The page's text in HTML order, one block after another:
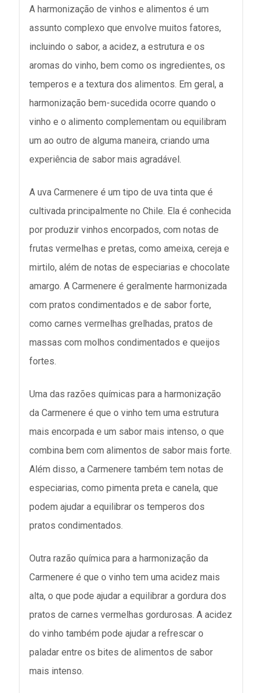
A harmonização de vinhos e alimentos é um
assunto complexo que envolve muitos fatores,
incluindo o sabor, a acidez, a estrutura e os
aromas do vinho, bem como os ingredientes, os
temperos e a textura dos alimentos. Em geral, a
harmonização bem-sucedida ocorre quando o
vinho e o alimento complementam ou equilibram
um ao outro de alguma maneira, criando uma
experiência de sabor mais agradável.
A uva Carmenere é um tipo de uva tinta que é
cultivada principalmente no Chile. Ela é conhecida
por produzir vinhos encorpados, com notas de
frutas vermelhas e pretas, como ameixa, cereja e
mirtilo, além de notas de especiarias e chocolate
amargo. A Carmenere é geralmente harmonizada
com pratos condimentados e de sabor forte,
como carnes vermelhas grelhadas, pratos de
massas com molhos condimentados e queijos
fortes.
Uma das razões químicas para a harmonização
da Carmenere é que o vinho tem uma estrutura
mais encorpada e um sabor mais intenso, o que
combina bem com alimentos de sabor mais forte.
Além disso, a Carmenere também tem notas de
especiarias, como pimenta preta e canela, que
podem ajudar a equilibrar os temperos dos
pratos condimentados.
Outra razão química para a harmonização da
Carmenere é que o vinho tem uma acidez mais
alta, o que pode ajudar a equilibrar a gordura dos
pratos de carnes vermelhas gordurosas. A acidez
do vinho também pode ajudar a refrescar o
paladar entre os bites de alimentos de sabor
mais intenso.